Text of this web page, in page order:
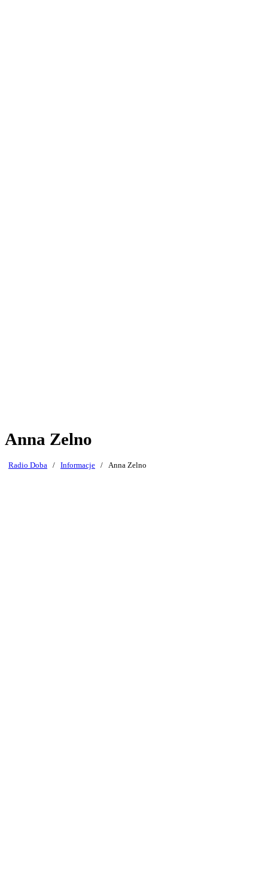
Anna Zelno
Radio Doba / Informacje / Anna Zelno